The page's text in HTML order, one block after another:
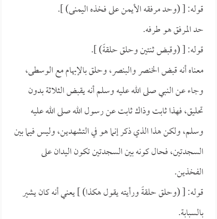
قوله: [ (وحد مرفقه الأيمن على فخذه اليمنى) ].
حد المرفق هو طرفه.
قوله: [ (وقبض ثنتين وحلق حلقةً) ].
معناه أنه قبض الخنصر والبنصر، وحلق بالإبهام مع الوسطى،
وجاء عن النبي صلى الله عليه وسلم أنه يقبض الثلاثة بدون
تحليق، فهذا ثابت وذاك ثابت عن رسول الله صلى الله عليه
وسلم، ولكن هذا الذي ذكر إنما هو في التشهدين، وليس فيما بين
السجدتين، فحال كونه بين السجدتين تكون اليدان على
الفخذين.
قوله: [ (وحلق حلقةً ورأيته يقول هكذا) ] يعني أنه كان يشير
بالسبابة.